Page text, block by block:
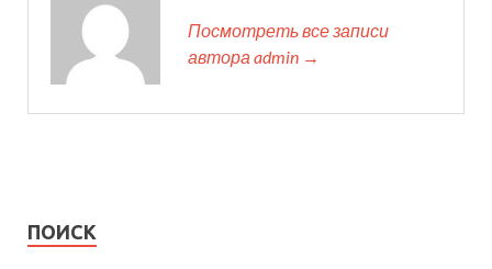
Посмотреть все записи
автора admin →
ПОИСК